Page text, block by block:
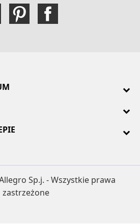
Sp.j. - Wszystkie prawa
zastrzeżone